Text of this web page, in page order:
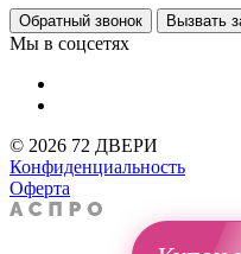
Обратный звонок Вызвать
Мы в соцсетях
© 2026 72 ДВЕРИ
Конфиденциальность
Оферта